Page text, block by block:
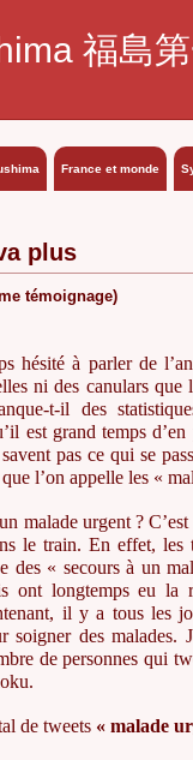
福島
France et monde
plus
témoignage)
hésité à parler de
ni des canulars
t-il des
est grand temps
pas ce qui se
l’on appelle les «
malade urgent ?
le train. En effet, les
des « secours à un
ont longtemps eu la
il y a tous les
soigner des malades.
de personnes qui
de tweets « malade